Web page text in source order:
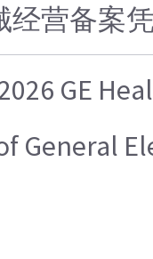
经营备案
GE
General